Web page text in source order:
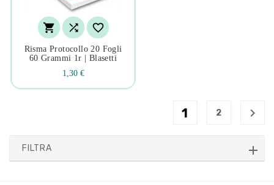
  
Risma Protocollo 20 Fogli
60 Grammi 1r | Blasetti
1,30 €
1 2 
FILTRA